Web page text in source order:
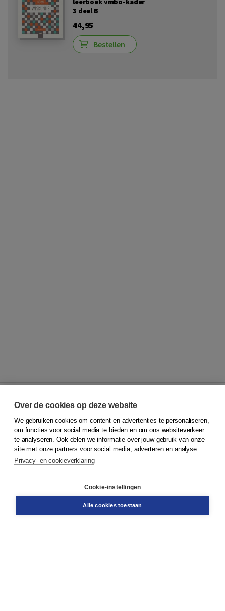
3 deel B
44,95
Bestellen
© 2026Koninklijke Boom uitgevers
Klantenservice
Service & informatie
Contact
Over de cookies op deze website
We gebruiken cookies om content en advertenties te personaliseren,
om functies voor social media te bieden en om ons websiteverkeer
te analyseren. Ook delen we informatie over jouw gebruik van onze
site met onze partners voor social media, adverteren en analyse.
Privacy- en cookieverklaring
Cookie-instellingen
Alle cookies toestaan